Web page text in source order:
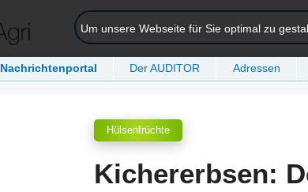
Nachrichtenportal Der AUDITOR Adressen
Um unsere Webseite für Sie optimal zu
Hülsenfrüchte
Kichererbsen: